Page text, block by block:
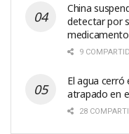
China
detectar por
9
El agua
atrapado en
28